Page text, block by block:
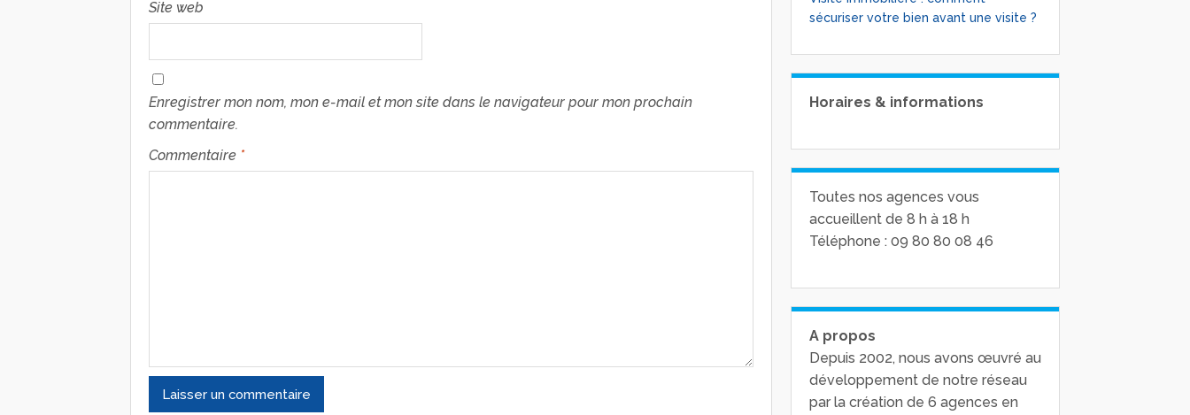
Site web
Enregistrer mon nom, mon e-mail et mon site dans le navigateur pour mon prochain
commentaire.
Commentaire *
sécuriser votre bien avant une visite ?
Horaires & informations
Toutes nos agences vous
accueillent de 8 h à 18 h
Téléphone : 09 80 80 08 46
A propos
Depuis 2002, nous avons œuvré au
développement de notre réseau
par la création de 6 agences en